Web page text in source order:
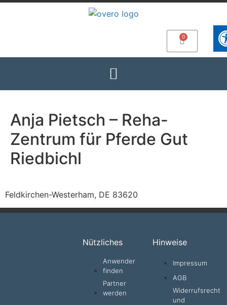
Anja Pietsch – Reha-
Zentrum für Pferde Gut
Riedbichl
Feldkirchen-Westerham, DE 83620
Nützliches
Anwender
finden
Partner
werden
Hinweise
Impressum
AGB
Widerrufsrecht
und